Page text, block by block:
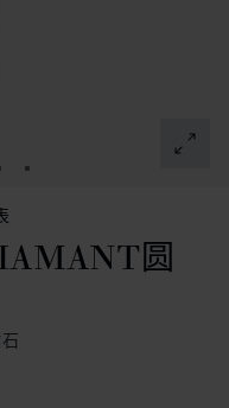
1
幻灯片 2
到幻灯片 3
转到幻灯片 4
圆